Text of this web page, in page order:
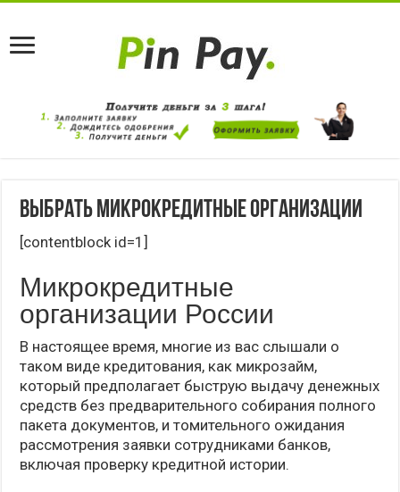
Выбрать микрокредитные организации
[contentblock id=1]
Микрокредитные
организации России
В настоящее время, многие из вас слышали о
таком виде кредитования, как микрозайм,
который предполагает быструю выдачу денежных
средств без предварительного собирания полного
пакета документов, и томительного ожидания
рассмотрения заявки сотрудниками банков,
включая проверку кредитной истории.